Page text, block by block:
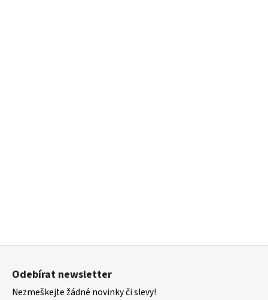
Z
Odebírat newsletter
Nezmeškejte žádné novinky či slevy!